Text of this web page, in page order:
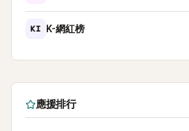
KI K-網紅榜
應援排行